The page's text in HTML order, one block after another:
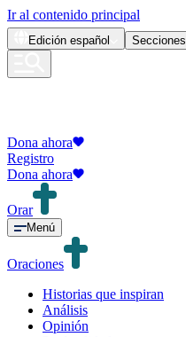
Ir al contenido principal
Edición español Secciones
Dona ahora
Registro
Dona ahora
Orar
Menú
Oraciones
Historias que inspiran
Análisis
Opinión